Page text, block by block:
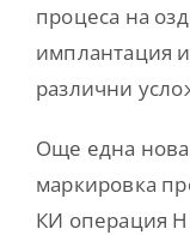
процеса на
имплантация
различни
Още една нова
маркировка
КИ операция